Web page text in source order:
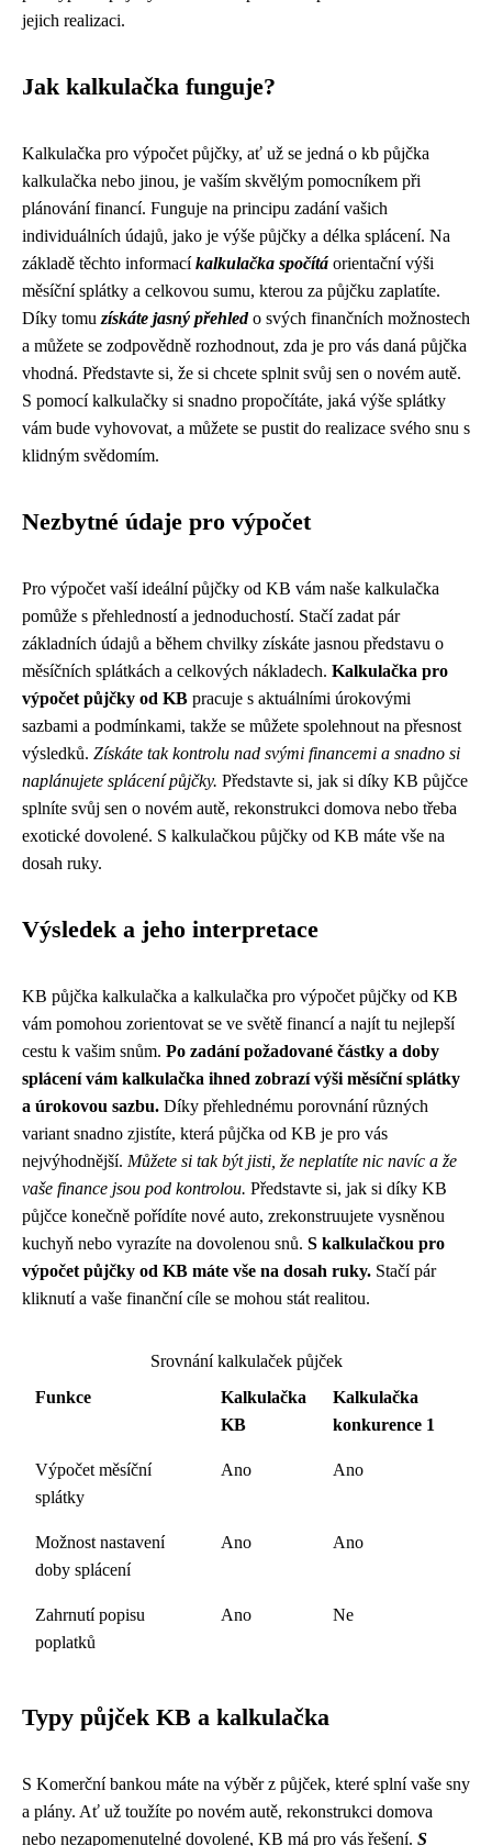
jejich realizaci.
Jak kalkulačka funguje?
Kalkulačka pro výpočet půjčky, ať už se jedná o kb půjčka
kalkulačka nebo jinou, je vaším skvělým pomocníkem při
plánování financí. Funguje na principu zadání vašich
individuálních údajů, jako je výše půjčky a délka splácení. Na
základě těchto informacíkalkulačka spočítá orientační výši
měsíční splátky a celkovou sumu, kterou za půjčku zaplatíte.
Díky tomu získáte jasný přehledo svých finančních možnostech
a můžete se zodpovědně rozhodnout, zda je pro vás daná půjčka
vhodná. Představte si, že si chcete splnit svůj sen o novém autě.
S pomocí kalkulačky si snadno propočítáte, jaká výše splátky
vám bude vyhovovat, a můžete se pustit do realizace svého snu s
klidným svědomím.
Nezbytné údaje pro výpočet
Pro výpočet vaší ideální půjčky od KB vám naše kalkulačka
pomůže s přehledností a jednoduchostí. Stačí zadat pár
základních údajů a během chvilky získáte jasnou představu o
měsíčních splátkách a celkových nákladech. Kalkulačka pro
výpočet půjčky od KB pracuje s aktuálními úrokovými
sazbami a podmínkami, takže se můžete spolehnout na přesnost
výsledků. Získáte tak kontrolu nad svými financemi a snadno si
naplánujete splácení půjčky. Představte si, jak si díky KB půjčce
splníte svůj sen o novém autě, rekonstrukci domova nebo třeba
exotické dovolené. S kalkulačkou půjčky od KB máte vše na
dosah ruky.
Výsledek a jeho interpretace
KB půjčka kalkulačka a kalkulačka pro výpočet půjčky od KB
vám pomohou zorientovat se ve světě financí a najít tu nejlepší
cestu k vašim snům. Po zadání požadované částky a doby
splácení vám kalkulačka ihned zobrazí výši měsíční splátky
a úrokovou sazbu. Díky přehlednému porovnání různých
variant snadno zjistíte, která půjčka od KB je pro vás
nejvýhodnější. Můžete si tak být jisti, že neplatíte nic navíc a že
vaše finance jsou pod kontrolou. Představte si, jak si díky KB
půjčce konečně pořídíte nové auto, zrekonstruujete vysněnou
kuchyň nebo vyrazíte na dovolenou snů. S kalkulačkou pro
výpočet půjčky od KB máte vše na dosah ruky. Stačí pár
kliknutí a vaše finanční cíle se mohou stát realitou.
Srovnání kalkulaček půjček
Funkce
Kalkulačka
KB
Kalkulačka
konkurence 1
Výpočet měsíční
splátky
Ano Ano
Možnost nastavení
doby splácení
Ano Ano
Zahrnutí popisu
poplatků
Ano Ne
Typy půjček KB a kalkulačka
S Komerční bankou máte na výběr z půjček, které splní vaše sny
a plány. Ať už toužíte po novém autě, rekonstrukci domova
nebo nezapomenutelné dovolené, KB má pro vás řešení. S